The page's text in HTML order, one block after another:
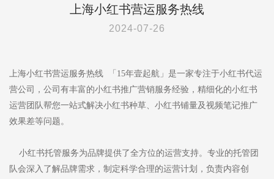
上海小红书营运服务热线
2024-07-26
上海小红书营运服务热线 「15年壹起航」是一家专注于小红书代运
营公司，公司有丰富的小红书推广营销服务经验，精细化的小红书
运营团队帮您一站式解决小红书种草、小红书铺量及视频笔记推广
效果差等问题。
小红书托管服务为品牌提供了全方位的运营支持。专业的托管团
队会深入了解品牌需求，制定科学合理的运营计划，负责内容创